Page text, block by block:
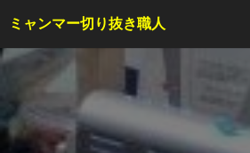
ミャンマー切り抜き職人
TOP
サービス内容・料金
事例